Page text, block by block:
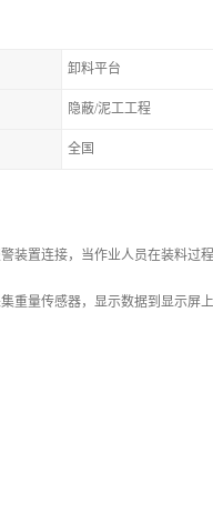
卸料平台
隐蔽/泥工工程
全国
装置连接，当作业人员在装料过
量传感器，显示数据到显示屏